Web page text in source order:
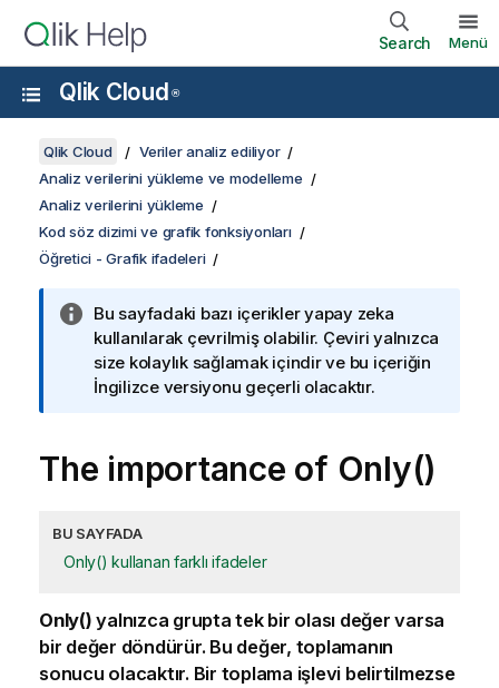
Search Menü
Qlik Cloud ®
Qlik Cloud
Veriler analiz ediliyor
Analiz verilerini yükleme ve modelleme
Analiz verilerini yükleme
Kod söz dizimi ve grafik fonksiyonları
Öğretici - Grafik ifadeleri
Bu sayfadaki bazı içerikler yapay zeka
kullanılarak çevrilmiş olabilir. Çeviri yalnızca
size kolaylık sağlamak içindir ve bu içeriğin
İngilizce versiyonu geçerli olacaktır.
The importance of Only()
BU SAYFADA
Only() kullanan farklı ifadeler
Only() yalnızca grupta tek bir olası değer varsa
bir değer döndürür. Bu değer, toplamanın
sonucu olacaktır. Bir toplama işlevi belirtilmezse